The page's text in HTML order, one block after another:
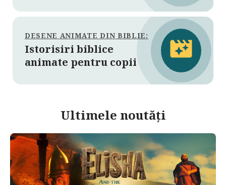
DESENE ANIMATE DIN BIBLIE:
Istorisiri biblice
animate pentru copii
Ultimele noutăți